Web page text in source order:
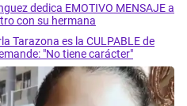
dedica EMOTIVO MENSAJE a
con su hermana
Tarazona es la CULPABLE de
"No tiene carácter"